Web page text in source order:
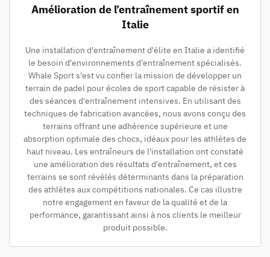
Amélioration de l’entraînement sportif en
Italie
Une installation d'entraînement d'élite en Italie a identifié
le besoin d'environnements d'entraînement spécialisés.
Whale Sport s'est vu confier la mission de développer un
terrain de padel pour écoles de sport capable de résister à
des séances d'entraînement intensives. En utilisant des
techniques de fabrication avancées, nous avons conçu des
terrains offrant une adhérence supérieure et une
absorption optimale des chocs, idéaux pour les athlètes de
haut niveau. Les entraîneurs de l'installation ont constaté
une amélioration des résultats d'entraînement, et ces
terrains se sont révélés déterminants dans la préparation
des athlètes aux compétitions nationales. Ce cas illustre
notre engagement en faveur de la qualité et de la
performance, garantissant ainsi à nos clients le meilleur
produit possible.